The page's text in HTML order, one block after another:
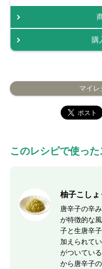
購
マイレ
このレシピで使っ
柚子こし
唐辛子の辛
が特徴的な
子と生唐辛
加えられて
がついてい
から唐辛子